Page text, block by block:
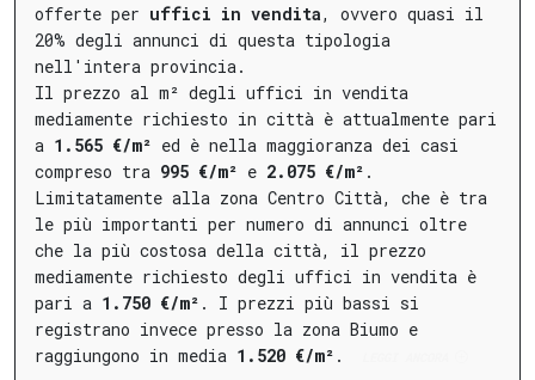
offerte per uffici in vendita, ovvero quasi il
20% degli annunci di questa tipologia
nell'intera provincia.
Il prezzo al m² degli uffici in vendita
mediamente richiesto in città è attualmente pari
a 1.565 €/m² ed è nella maggioranza dei casi
compreso tra 995 €/m² e 2.075 €/m² .
Limitatamente alla zona Centro Città, che è tra
le più importanti per numero di annunci oltre
che la più costosa della città, il prezzo
mediamente richiesto degli uffici in vendita è
pari a 1.750 €/m² . I prezzi più bassi si
registrano invece presso la zona Biumo e
raggiungono in media 1.520 €/m² .